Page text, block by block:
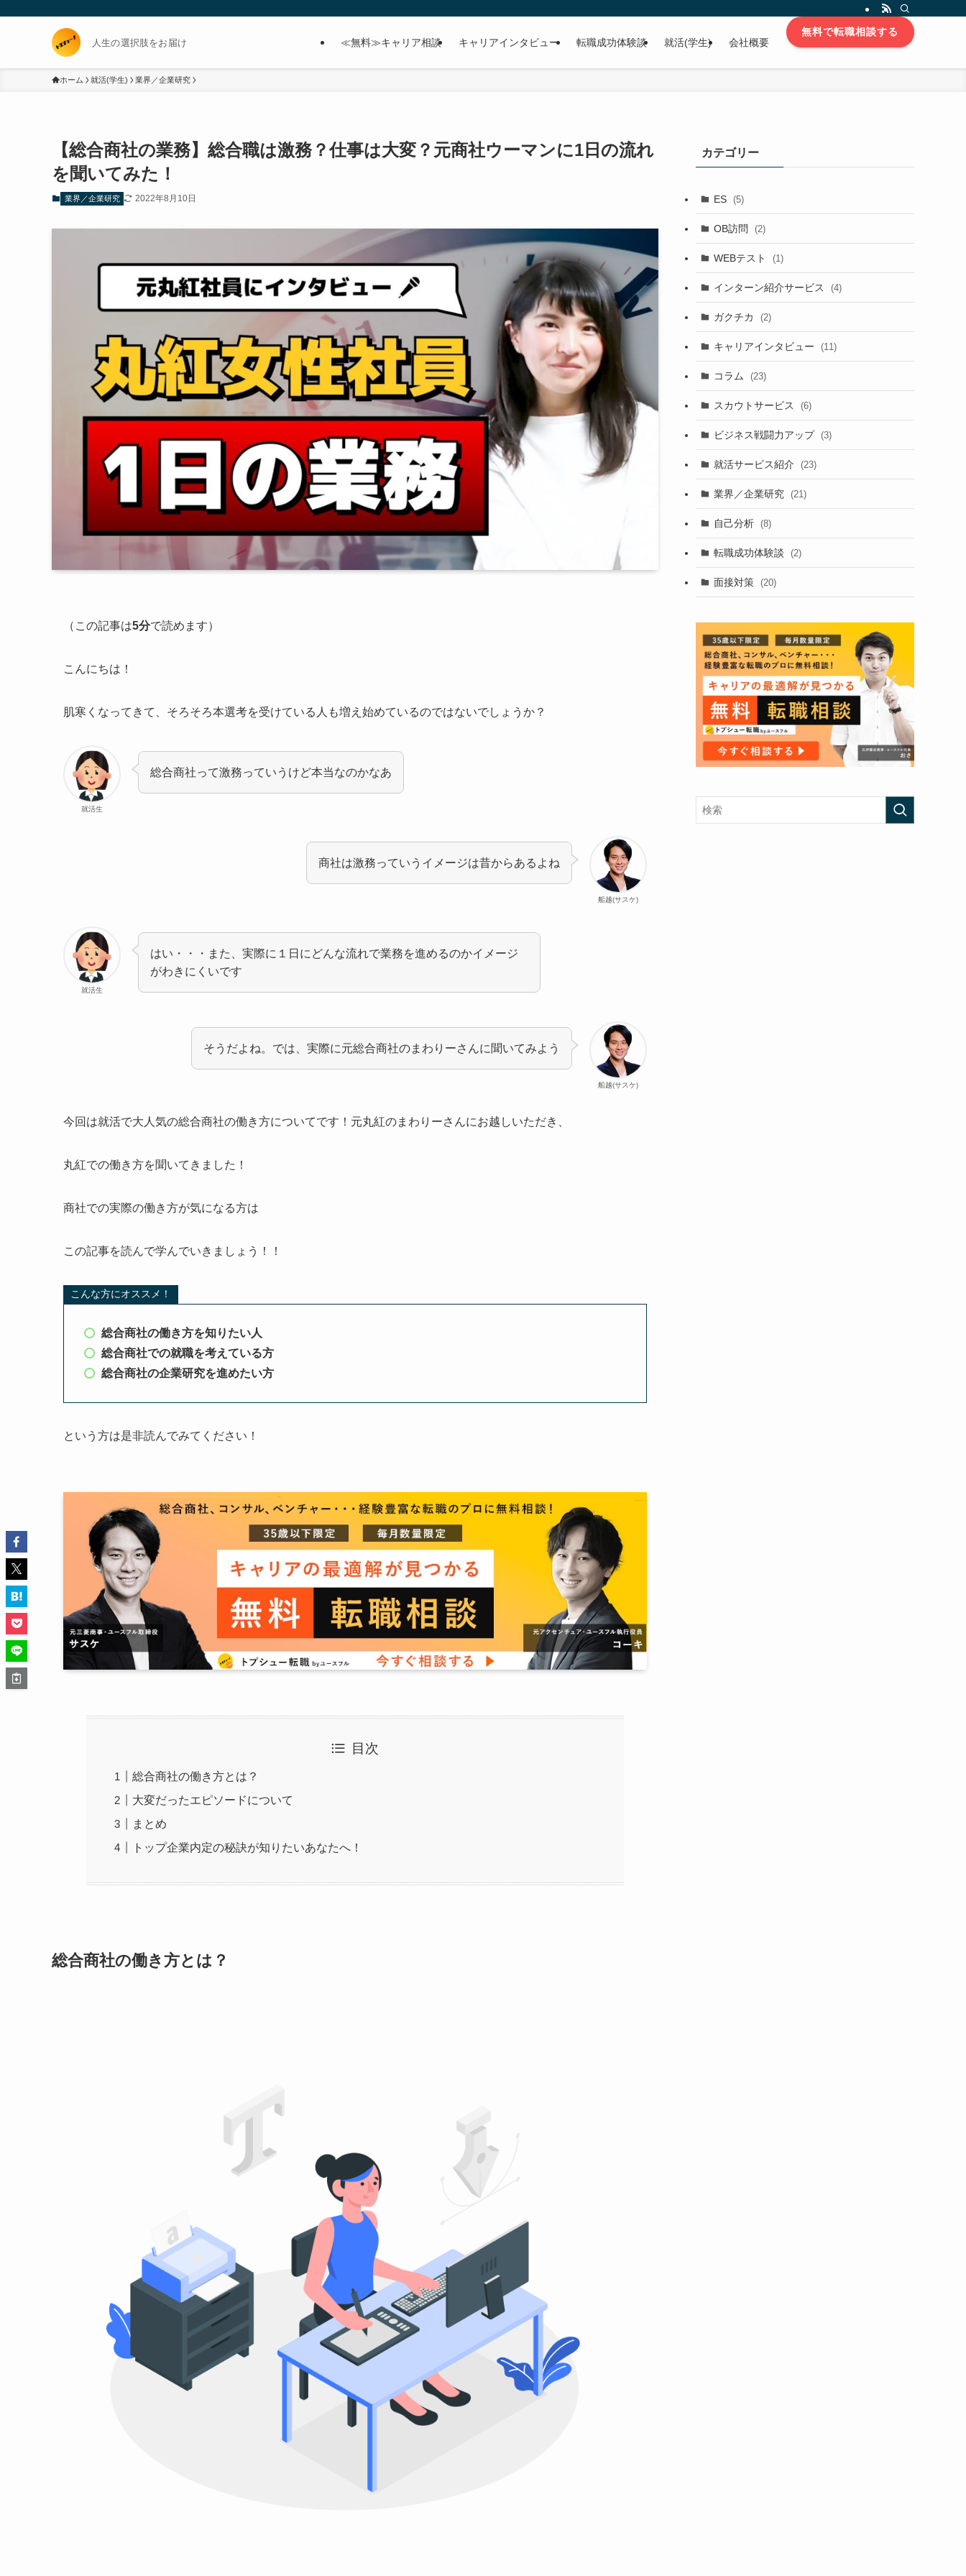
人生の選択肢をお届け ≪無料≫キャリア相談 キャリアインタビュー 転職成功体験談 就活(学生) 会社概要
無料で転職相談する
ホーム 就活(学生) 業界／企業研究
【総合商社の業務】総合職は激務？仕事は大変？元商社ウーマンに1日の流れ
を聞いてみた！
業界／企業研究 2022年8月10日
（この記事は5分で読めます）
こんにちは！
肌寒くなってきて、そろそろ本選考を受けている人も増え始めているのではないでしょうか？
就活生
総合商社って激務っていうけど本当なのかなあ
船越(サスケ)
商社は激務っていうイメージは昔からあるよね
就活生
はい・・・また、実際に１日にどんな流れで業務を進めるのかイメージ
がわきにくいです
船越(サスケ)
そうだよね。では、実際に元総合商社のまわりーさんに聞いてみよう
今回は就活で大人気の総合商社の働き方についてです！元丸紅のまわりーさんにお越しいただき、
丸紅での働き方を聞いてきました！
商社での実際の働き方が気になる方は
この記事を読んで学んでいきましょう！！
こんな方にオススメ！
総合商社の働き方を知りたい人
総合商社での就職を考えている方
総合商社の企業研究を進めたい方
という方は是非読んでみてください！
目次
総合商社の働き方とは？
大変だったエピソードについて
まとめ
トップ企業内定の秘訣が知りたいあなたへ！
総合商社の働き方とは？
カテゴリー
ES (5)
OB訪問 (2)
WEBテスト (1)
インターン紹介サービス (4)
ガクチカ (2)
キャリアインタビュー (11)
コラム (23)
スカウトサービス (6)
ビジネス戦闘力アップ (3)
就活サービス紹介 (23)
業界／企業研究 (21)
自己分析 (8)
転職成功体験談 (2)
面接対策 (20)